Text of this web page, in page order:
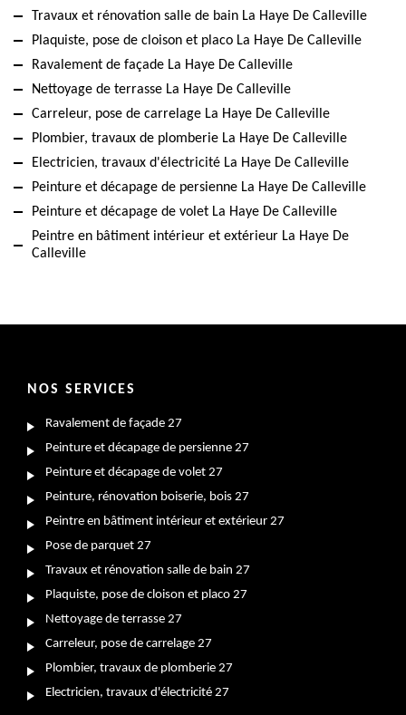
Travaux et rénovation salle de bain La Haye De Calleville
Plaquiste, pose de cloison et placo La Haye De Calleville
Ravalement de façade La Haye De Calleville
Nettoyage de terrasse La Haye De Calleville
Carreleur, pose de carrelage La Haye De Calleville
Plombier, travaux de plomberie La Haye De Calleville
Electricien, travaux d'électricité La Haye De Calleville
Peinture et décapage de persienne La Haye De Calleville
Peinture et décapage de volet La Haye De Calleville
Peintre en bâtiment intérieur et extérieur La Haye De
Calleville
NOS SERVICES
Ravalement de façade 27
Peinture et décapage de persienne 27
Peinture et décapage de volet 27
Peinture, rénovation boiserie, bois 27
Peintre en bâtiment intérieur et extérieur 27
Pose de parquet 27
Travaux et rénovation salle de bain 27
Plaquiste, pose de cloison et placo 27
Nettoyage de terrasse 27
Carreleur, pose de carrelage 27
Plombier, travaux de plomberie 27
Electricien, travaux d'électricité 27